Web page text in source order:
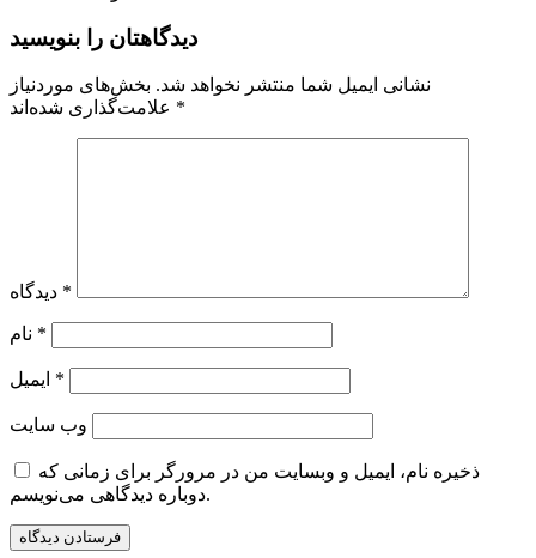
دیدگاهتان را بنویسید
نشانی ایمیل شما منتشر نخواهد شد. بخش‌های موردنیاز
*
*
*
*
وب‌ سایت
ذخیره نام، ایمیل و وبسایت من در مرورگر برای زمانی که
دوباره دیدگاهی می‌نویسم.